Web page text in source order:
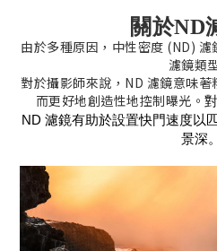
關於ND
由於多種原因，中性密度 (ND)
濾鏡類
對於攝影師來說，ND 濾鏡意味
而更好地創造性地控制曝光。
ND 濾鏡有助於設置快門速度以
景深。